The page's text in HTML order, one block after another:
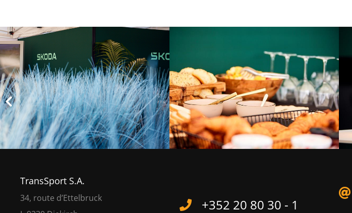
TransSport S.A.
34, route d’Ettelbruck
+352 20 80 30 - 1